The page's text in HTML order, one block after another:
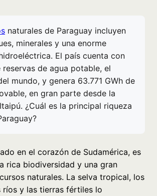
naturales de Paraguay incluyen
minerales y una enorme
El país cuenta con
reservas de agua potable, el
mundo, y genera 63.771 GWh de
en gran parte desde la
¿Cuál es la principal riqueza
en el corazón de Sudamérica, es
rica biodiversidad y una gran
naturales. La selva tropical, los
ríos y las tierras fértiles lo